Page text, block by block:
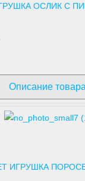
ОСЛИК С
Описание товара
ИГРУШКА